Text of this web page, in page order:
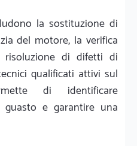
la sostituzione di
del motore, la verifica
di difetti di
qualificati attivi sul
di identificare
e garantire una